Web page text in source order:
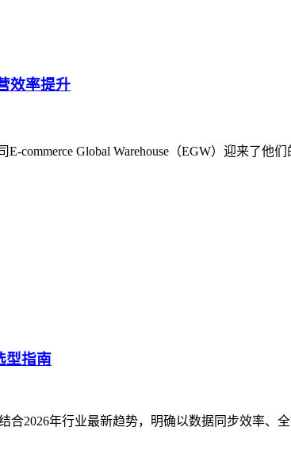
效率提升
commerce Global Warehouse（EGW）迎来了
型指南
合2026年行业最新趋势，明确以数据同步效率